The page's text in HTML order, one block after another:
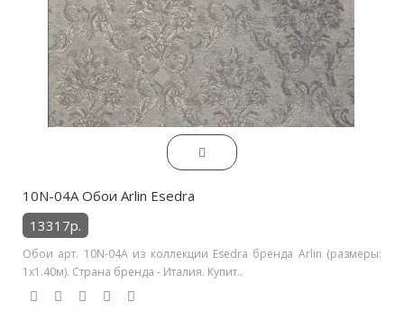
10N-04A Обои Arlin Esedra
13317р.
Обои арт. 10N-04A из коллекции Esedra бренда Arlin (размеры:
1х1.40м). Страна бренда - Италия. Купит..